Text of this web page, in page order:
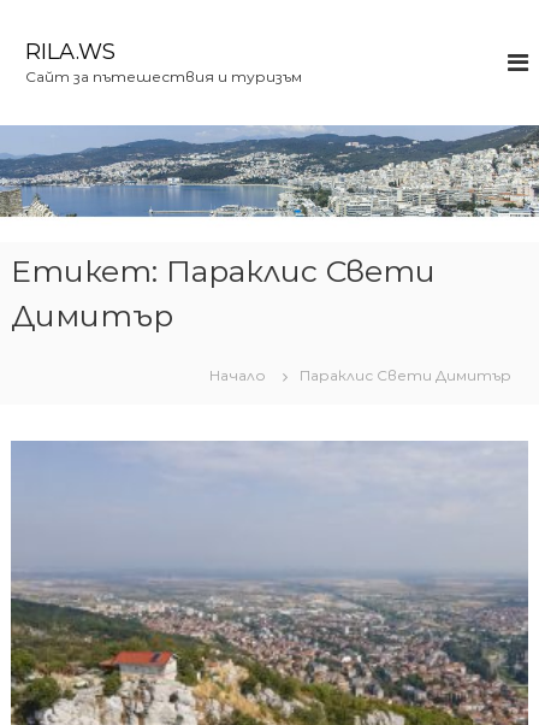
ъ
р
ж
RILA.WS
Сайт за пътешествия и туризъм
Етикет: Параклис Свети
Димитър
Начало Параклис Свети Димитър